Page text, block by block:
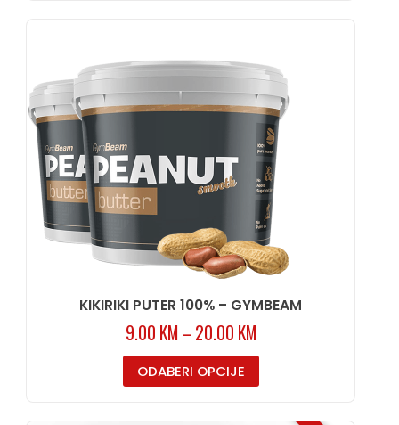
KIKIRIKI PUTER 100% – GYMBEAM
9.00 KM – 20.00 KM
ODABERI OPCIJE